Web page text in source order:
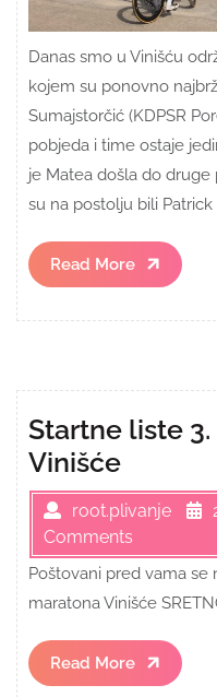
Danas smo u Vinišću
kojem su ponovno
Sumajstorčić (KDPSR
pobjeda i time ostaje
je Matea došla do druge
su na postolju bili Patrick
Read More
Read
More
Startne liste
Vinišće
root.plivanje
Comments
Poštovani pred vama se
maratona Vinišće
Read More
Read
More